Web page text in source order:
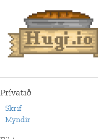
Prívatið
Skrif
Myndir